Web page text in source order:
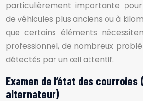
particulièrement importante
de véhicules plus anciens ou à
que certains éléments
professionnel, de nombreux
détectés par un œil attentif.
Examen de l’état des
alternateur)